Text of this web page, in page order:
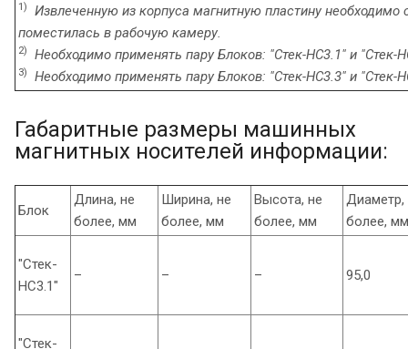
1)
Извлеченную из корпуса магнитную пластину
поместилась в рабочую камеру.
2) Необходимо применять пару Блоков: "Стек-НС3.1" и "Стек-
3) Необходимо применять пару Блоков: "Стек-НС3.3" и "Стек-
Габаритные размеры машинных
магнитных носителей информации:
Блок
Длина, не
более, мм
Ширина, не
более, мм
Высота, не
более, мм
Диаметр,
более, мм
"Стек-
НС3.1"
– – – 95,0
"Стек-